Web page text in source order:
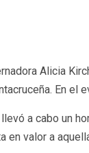
Alicia
En
a cabo un
en valor a